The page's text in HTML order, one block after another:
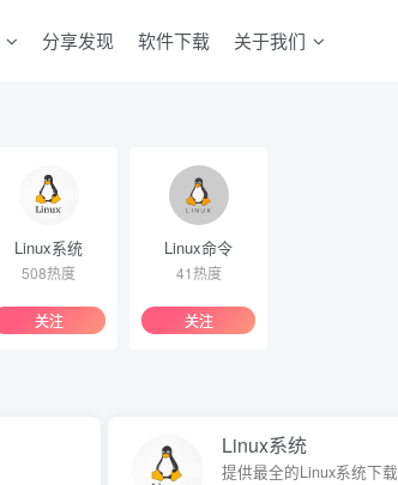
分享发现 软件下载 关于我们
Linux系统
508热度
关注
Linux命令
41热度
关注
Linux系统
提供最全的Linux系统下载